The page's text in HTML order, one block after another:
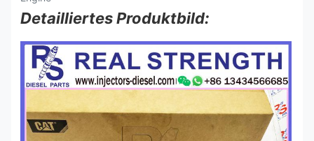
Detailliertes Produktbild: